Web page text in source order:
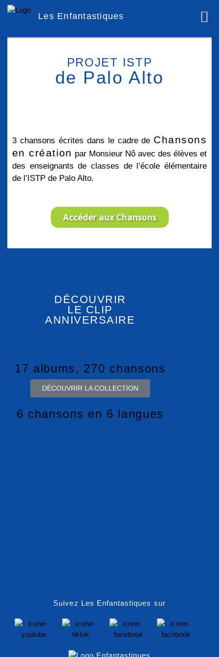
Les Enfantastiques
PROJET ISTP
de Palo Alto
3 chansons écrites dans le cadre de Chansons
en création par Monsieur Nô avec des élèves et
des enseignants de classes de l’école élémentaire
de l’ISTP de Palo Alto.
Accéder aux Chansons
DÉCOUVRIR
LE CLIP
ANNIVERSAIRE
17 albums, 270 chansons
DÉCOUVRIR LA COLLECTION
6 chansons en 6 langues
Suivez Les Enfantastiques sur